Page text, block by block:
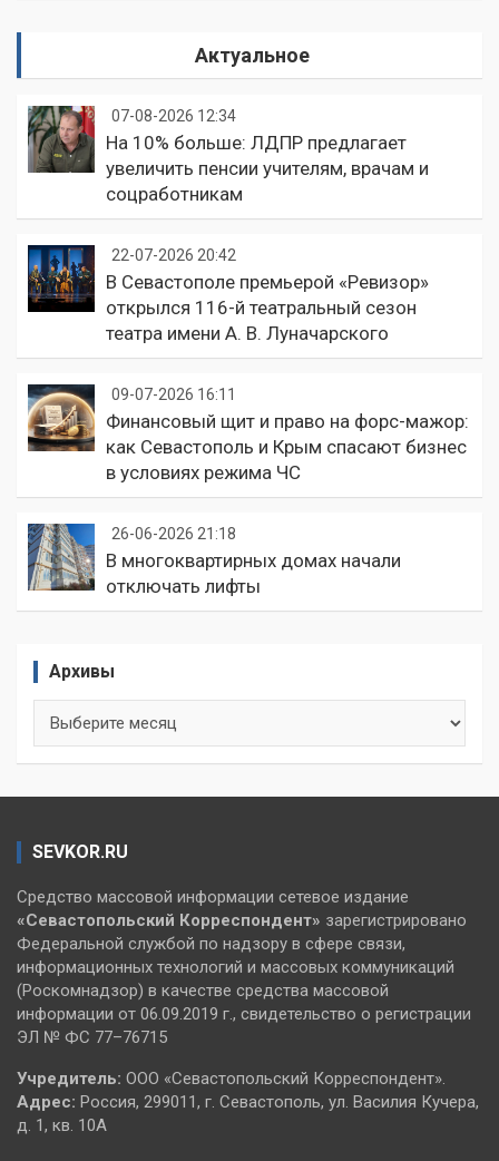
Актуальное
07-08-2026 12:34
На 10% больше: ЛДПР предлагает
увеличить пенсии учителям, врачам и
соцработникам
22-07-2026 20:42
В Севастополе премьерой «Ревизор»
открылся 116-й театральный сезон
театра имени А. В. Луначарского
09-07-2026 16:11
Финансовый щит и право на форс-мажор:
как Севастополь и Крым спасают бизнес
в условиях режима ЧС
26-06-2026 21:18
В многоквартирных домах начали
отключать лифты
Архивы
SEVKOR.RU
Средство массовой информации сетевое издание
«Севастопольский Корреспондент» зарегистрировано
Федеральной службой по надзору в сфере связи,
информационных технологий и массовых коммуникаций
(Роскомнадзор) в качестве средства массовой
информации от 06.09.2019 г., свидетельство о регистрации
ЭЛ № ФС 77–76715
Учредитель: ООО «Севастопольский Корреспондент».
Адрес: Россия, 299011, г. Севастополь, ул. Василия Кучера,
д. 1, кв. 10А